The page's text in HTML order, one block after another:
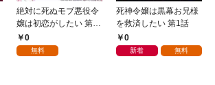
絶対に死ぬモブ悪役令
嬢は初恋がしたい 第1
話0
無料
死神令嬢は黒幕お兄様
を救済したい 第1話
0
新着 無料